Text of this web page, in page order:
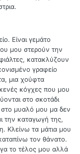
Είναι γεμάτο
μου στερούν την
κατακλύζουν
γραφείο
μια χούφτα
κόγχες που μου
στο σκοτάδι
στο μυαλό μου μα δεν
την καταγωγή της,
Κλείνω τα μάτια μου
τον θάνατο.
το τέλος μου αλλά